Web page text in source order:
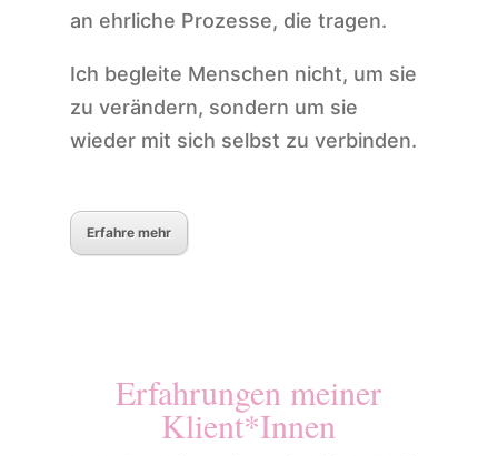
an ehrliche Prozesse, die tragen.
Ich begleite Menschen nicht, um sie
zu verändern, sondern um sie
wieder mit sich selbst zu verbinden.
Erfahre mehr
Erfahrungen meiner
Klient*Innen